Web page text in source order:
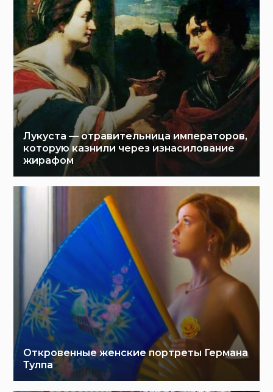
Лукуста — отравительница императоров,
которую казнили через изнасилование
жирафом
Откровенные женские портреты Германа
Тулпа